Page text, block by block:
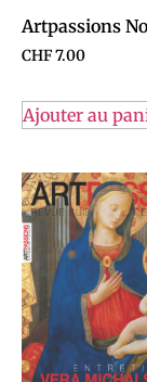
Artpassions
CHF7.00
Ajouter au